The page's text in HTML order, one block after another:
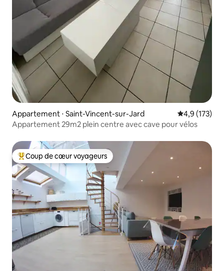
Appartement ⋅ Saint-Vincent-sur-Jard Évaluation
4,9 (173)
Appartement 29m2 plein centre avec cave pour vélos
Coups de cœur voyageurs les plus appréciés
Coup de cœur voyageurs